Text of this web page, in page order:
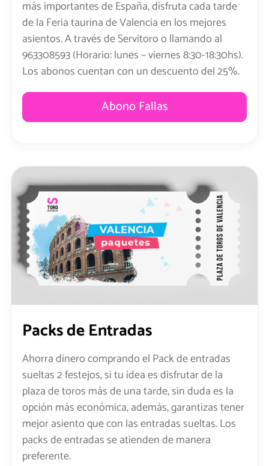
más importantes de España, disfruta cada tarde
de la Feria taurina de Valencia en los mejores
asientos. A través de Servitoro o llamando al
963308593 (Horario: lunes – viernes 8:30-18:30hs).
Los abonos cuentan con un descuento del 25%.
Abono Fallas
Packs de Entradas
Ahorra dinero comprando el Pack de entradas
sueltas 2 festejos, si tu idea es disfrutar de la
plaza de toros más de una tarde, sin duda es la
opción más económica, además, garantizas tener
mejor asiento que con las entradas sueltas. Los
packs de entradas se atienden de manera
preferente.